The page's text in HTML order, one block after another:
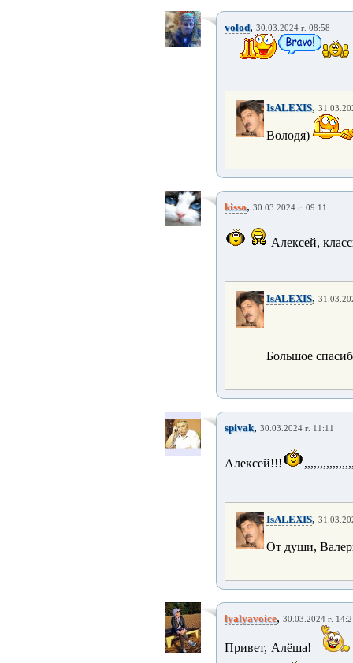
volod, 30.03.2024 г. 08:58
IsALEXIS,
Володя)
kissa, 30.03.2024 г. 09:11
Алексей,
IsALEXIS,
Большое
spivak, 30.03.2024 г. 11:11
Алексей!!!
IsALEXIS,
От души,
lyalyavoice, 30.03.2024 г.
Привет, Алёша!